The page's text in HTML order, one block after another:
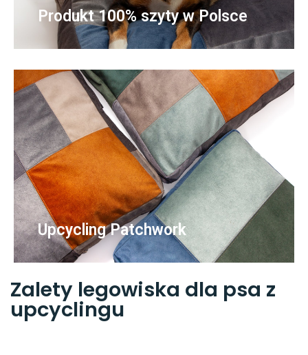
Produkt 100% szyty w Polsce
Upcycling Patchwork
Zalety legowiska dla psa z
upcyclingu